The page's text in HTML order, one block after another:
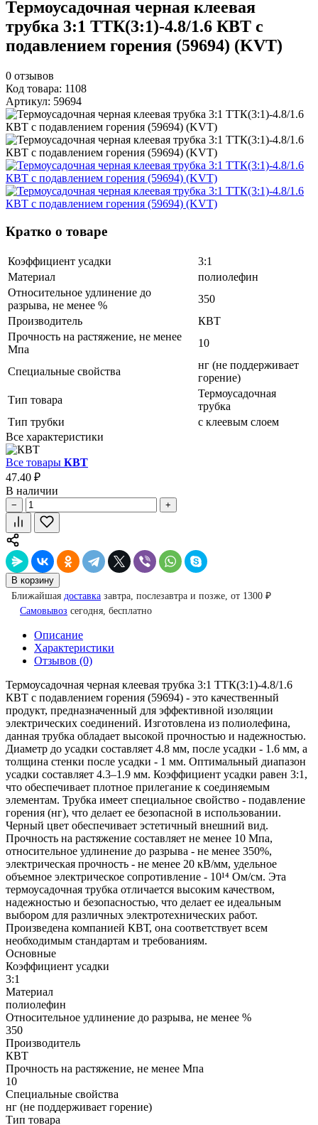
Термоусадочная черная клеевая
трубка 3:1 ТТК(3:1)-4.8/1.6 КВТ с
подавлением горения (59694) (KVT)
0 отзывов
Код товара: 1108
Артикул: 59694
Кратко о товаре
Коэффициент усадки
3:1
Материал
полиолефин
Относительное удлинение до
разрыва, не менее %
350
Производитель
КВТ
Прочность на растяжение, не менее
Мпа
10
Специальные свойства
нг (не поддерживает
горение)
Тип товара
Термоусадочная
трубка
Тип трубки
с клеевым слоем
Все характеристики
Все товары КВТ
47.40 ₽
В наличии
− +
В корзину
Ближайшая доставка завтра, послезавтра и позже, от 1300 ₽
Самовывоз сегодня, бесплатно
Описание
Характеристики
Отзывов (0)
Термоусадочная черная клеевая трубка 3:1 ТТК(3:1)-4.8/1.6
КВТ с подавлением горения (59694) - это качественный
продукт, предназначенный для эффективной изоляции
электрических соединений. Изготовлена из полиолефина,
данная трубка обладает высокой прочностью и надежностью.
Диаметр до усадки составляет 4.8 мм, после усадки - 1.6 мм, а
толщина стенки после усадки - 1 мм. Оптимальный диапазон
усадки составляет 4.3–1.9 мм. Коэффициент усадки равен 3:1,
что обеспечивает плотное прилегание к соединяемым
элементам. Трубка имеет специальное свойство - подавление
горения (нг), что делает ее безопасной в использовании.
Черный цвет обеспечивает эстетичный внешний вид.
Прочность на растяжение составляет не менее 10 Мпа,
относительное удлинение до разрыва - не менее 350%,
электрическая прочность - не менее 20 кВ/мм, удельное
объемное электрическое сопротивление - 10¹⁴ Ом/см. Эта
термоусадочная трубка отличается высоким качеством,
надежностью и безопасностью, что делает ее идеальным
выбором для различных электротехнических работ.
Произведена компанией КВТ, она соответствует всем
необходимым стандартам и требованиям.
Основные
Коэффициент усадки
3:1
Материал
полиолефин
Относительное удлинение до разрыва, не менее %
350
Производитель
КВТ
Прочность на растяжение, не менее Мпа
10
Специальные свойства
нг (не поддерживает горение)
Тип товара